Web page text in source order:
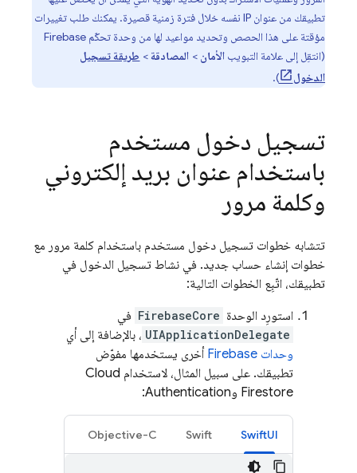
تطبيقك من عنوان IP نفسه خلال فترة زمنية قصيرة. يمكنك طلب تغييرات
مؤقتة على هذا الحصص وتحديد مواعيد لها من وحدة تحكّم Firebase
(انتقِل إلى علامة التبويب الأمان > المصادقة > طريقة تسجيل
الدخول
).
تسجيل دخول مستخدم
باستخدام عنوان بريد إلكتروني
وكلمة مرور
تتشابه خطوات تسجيل دخول مستخدم باستخدام كلمة مرور مع
خطوات إنشاء حساب جديد. في نشاط تسجيل الدخول في
تطبيقك، اتّبِع الخطوات التالية:
استورِد الوحدة FirebaseCore في
UIApplicationDelegate ، بالإضافة إلى أي
وحدات Firebase
أخرى يستخدمها مفوّض
تطبيقك. على سبيل المثال، لاستخدام Cloud
Firestore وAuthentication
:
SwiftUI
Swift
Objective-C